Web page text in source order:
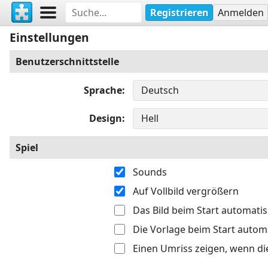
Registrieren Anmelden
Einstellungen
Benutzerschnittstelle
Sprache
Design
Spiel
Sounds
Auf Vollbild vergrößern
Das Bild beim Start
Die Vorlage beim Start
Einen Umriss zeigen, wenn